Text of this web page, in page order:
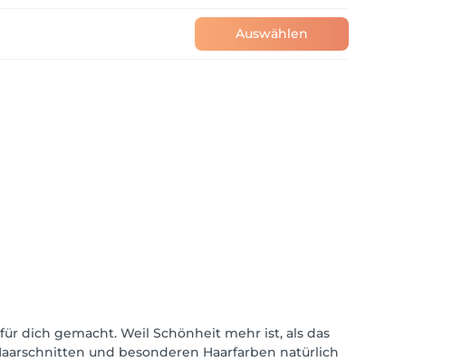
Auswählen
dich gemacht. Weil Schönheit mehr ist, als das
und besonderen Haarfarben natürlich